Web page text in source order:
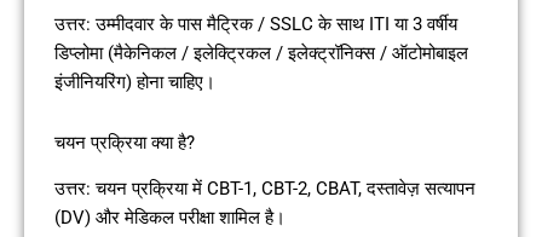
उत्तर: उम्मीदवार के पास मैट्रिक / SSLC के साथ ITI या 3 वर्षीय
डिप्लोमा (मैकेनिकल / इलेक्ट्रिकल / इलेक्ट्रॉनिक्स / ऑटोमोबाइल
इंजीनियरिंग) होना चाहिए।
चयन प्रक्रिया क्या है?
उत्तर: चयन प्रक्रिया में CBT-1, CBT-2, CBAT, दस्तावेज़ सत्यापन
(DV) और मेडिकल परीक्षा शामिल है।